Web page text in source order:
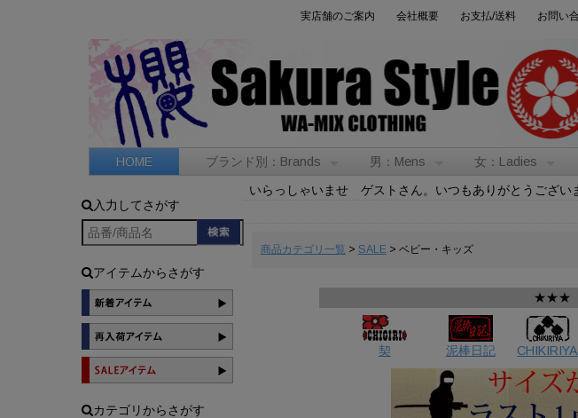
実店舗のご案内 会社概要 お支払/送料 お問い
HOME ブランド別：Brands 男：Mens 女：Ladies
入力してさがす
アイテムからさがす
カテゴリからさがす
いらっしゃいませ ゲストさん。いつもありがとうござい
商品カテゴリ一覧 > SALE > ベビー・キッズ
★★★
契 泥棒日記 CHIKIRIYA